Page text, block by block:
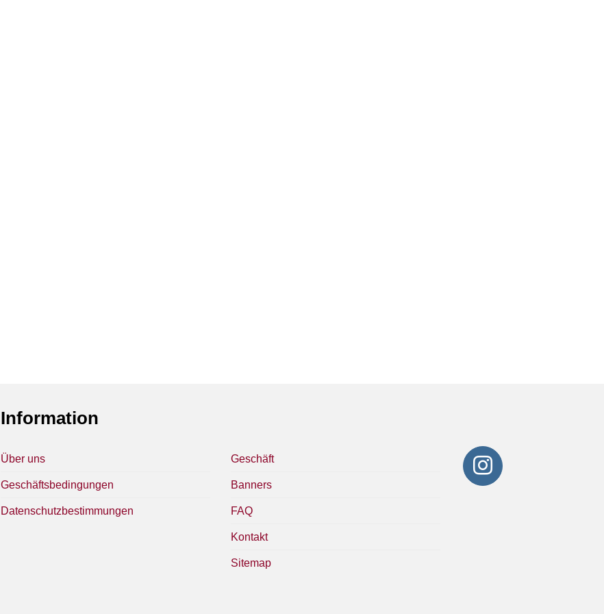
Information
Über uns
Geschäftsbedingungen
Datenschutzbestimmungen
Geschäft
Banners
FAQ
Kontakt
Sitemap